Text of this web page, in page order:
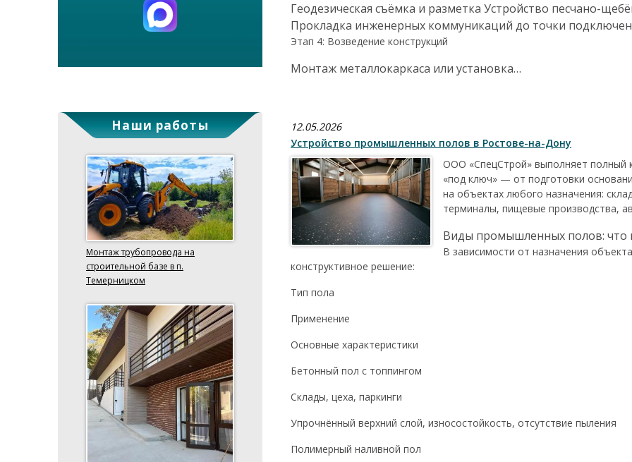
Геодезическая съёмка и разметка Устройство песчано-
Прокладка инженерных коммуникаций до точки
Этап 4: Возведение конструкций
Монтаж металлокаркаса или установка…
12.05.2026
Устройство промышленных полов в Ростове-на-Дону
ООО «СпецСтрой» выполняет полный
«под ключ» — от подготовки
на объектах любого назначения:
терминалы, пищевые производства,
Виды промышленных полов: что
В зависимости от назначения
конструктивное решение:
Тип пола
Применение
Основные характеристики
Бетонный пол с топпингом
Склады, цеха, паркинги
Упрочнённый верхний слой, износостойкость, отсутствие пыления
Полимерный наливной пол
Наши работы
Монтаж трубопровода на
строительной базе в п.
Темерницком